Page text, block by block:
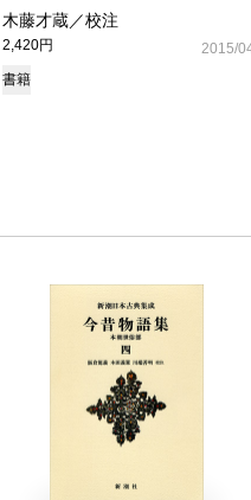
木藤才蔵／校注
2,420円
2015/
書籍